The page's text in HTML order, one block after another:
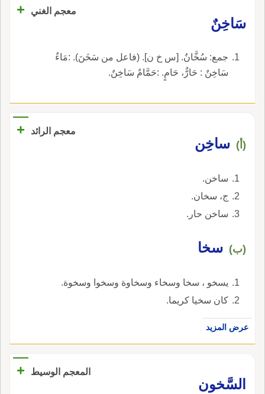
معجم الغني
+
سَاخِنٌ
جمع: سُخَّانٌ. [س خ ن]. (فاعل من سَخَنَ). :مَاءٌ
سَاخِنٌ : حَارٌّ، حَامٍ. :حَمَّامٌ سَاخِنٌ.
معجم الرائد +
(أ) ساخِن
ساخن.
ج، سخان.
ساخن حار.
(ب) سخا
يسخو ، سخا وسخاء وسخاوة وسخوا وسخوة.
كان سخيا كريما.
عرض المزيد
المعجم الوسيط
+
السَّخون